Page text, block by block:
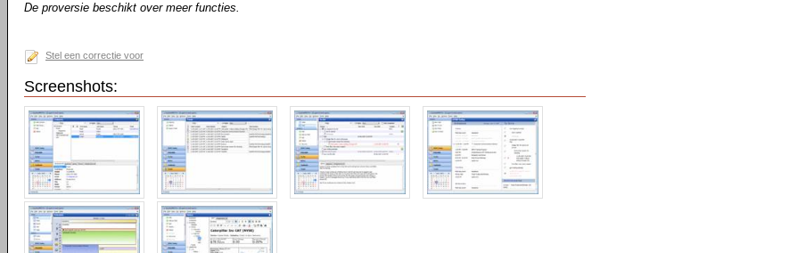
De proversie beschikt over meer functies.
Stel een correctie voor
Screenshots: